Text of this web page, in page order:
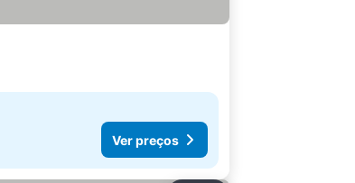
Ver preços